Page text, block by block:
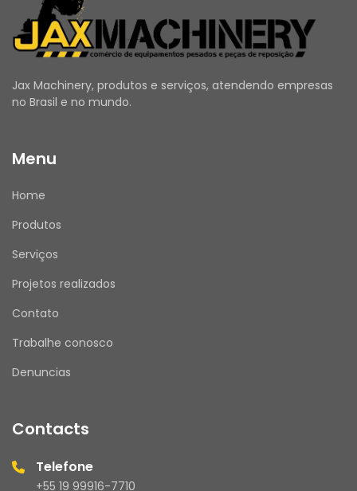
Jax Machinery, produtos e serviços, atendendo empresas
no Brasil e no mundo.
Menu
Home
Produtos
Serviços
Projetos realizados
Contato
Trabalhe conosco
Denuncias
Contacts
Telefone
+55 19 99916-7710